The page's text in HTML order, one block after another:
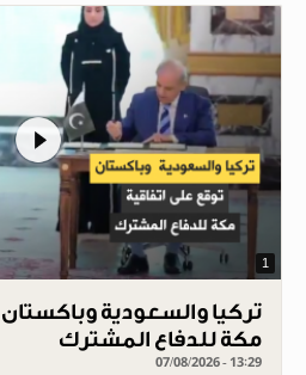
1
تركيا والسعودية وباكستان
مكة للدفاع المشترك
07/08/2026 - 13:29